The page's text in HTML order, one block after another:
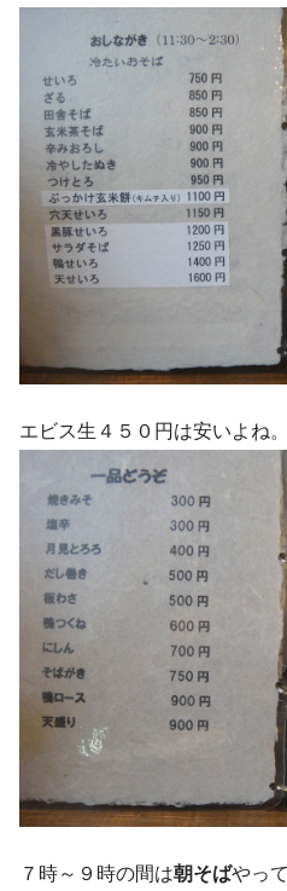
エビス生４５０円は安いよね。
７時～９時の間は朝そばやっ